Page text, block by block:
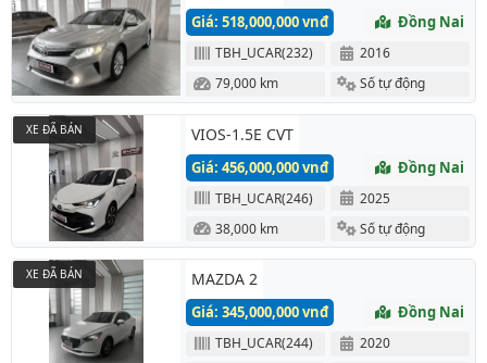
Giá: 518,000,000 vnđ Đồng Nai
TBH_UCAR(232)
2016
79,000 km
Số tự động
VIOS-1.5E CVT
Giá: 456,000,000 vnđ Đồng Nai
TBH_UCAR(246)
2025
38,000 km
Số tự động
XE ĐÃ BÁN
MAZDA 2
Giá: 345,000,000 vnđ Đồng Nai
TBH_UCAR(244)
2020
XE ĐÃ BÁN